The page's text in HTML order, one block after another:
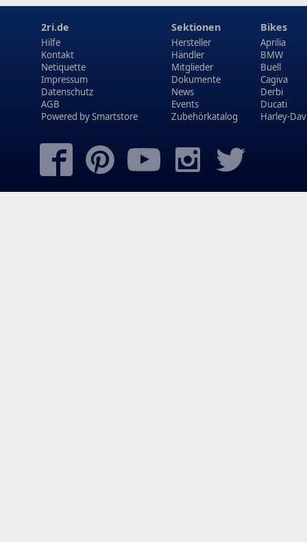
2ri.de
Hilfe
Kontakt
Netiquette
Impressum
Datenschutz
AGB
Powered bySmartstore
Sektionen
Hersteller
Händler
Mitglieder
Dokumente
News
Events
Zubehörkatalog
Bikes
Aprilia
BMW
Buell
Cagiva
Derbi
Ducati
Harley-